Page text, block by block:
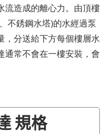
流造成的離心力。由頂樓
不銹鋼水塔)的水經過泵
，分送給下方每個樓層水
通常不會在一樓安裝，會
規格